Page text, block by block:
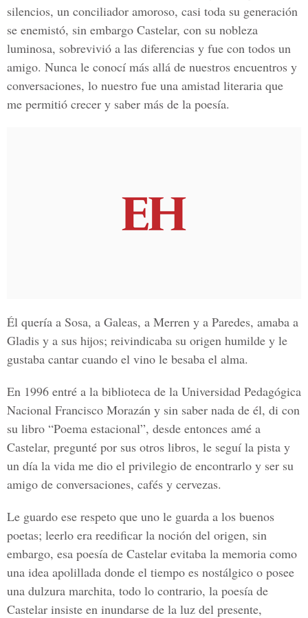
silencios, un conciliador amoroso, casi toda su generación
se enemistó, sin embargo Castelar, con su nobleza
luminosa, sobrevivió a las diferencias y fue con todos un
amigo. Nunca le conocí más allá de nuestros encuentros y
conversaciones, lo nuestro fue una amistad literaria que
me permitió crecer y saber más de la poesía.
Él quería a Sosa, a Galeas, a Merren y a Paredes, amaba a
Gladis y a sus hijos; reivindicaba su origen humilde y le
gustaba cantar cuando el vino le besaba el alma.
En 1996 entré a la biblioteca de la Universidad Pedagógica
Nacional Francisco Morazán y sin saber nada de él, di con
su libro “Poema estacional”, desde entonces amé a
Castelar, pregunté por sus otros libros, le seguí la pista y
un día la vida me dio el privilegio de encontrarlo y ser su
amigo de conversaciones, cafés y cervezas.
Le guardo ese respeto que uno le guarda a los buenos
poetas; leerlo era reedificar la noción del origen, sin
embargo, esa poesía de Castelar evitaba la memoria como
una idea apolillada donde el tiempo es nostálgico o posee
una dulzura marchita, todo lo contrario, la poesía de
Castelar insiste en inundarse de la luz del presente,